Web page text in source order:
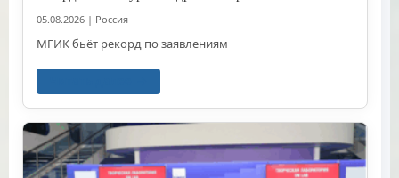
05.08.2026 | Россия
МГИК бьёт рекорд по заявлениям